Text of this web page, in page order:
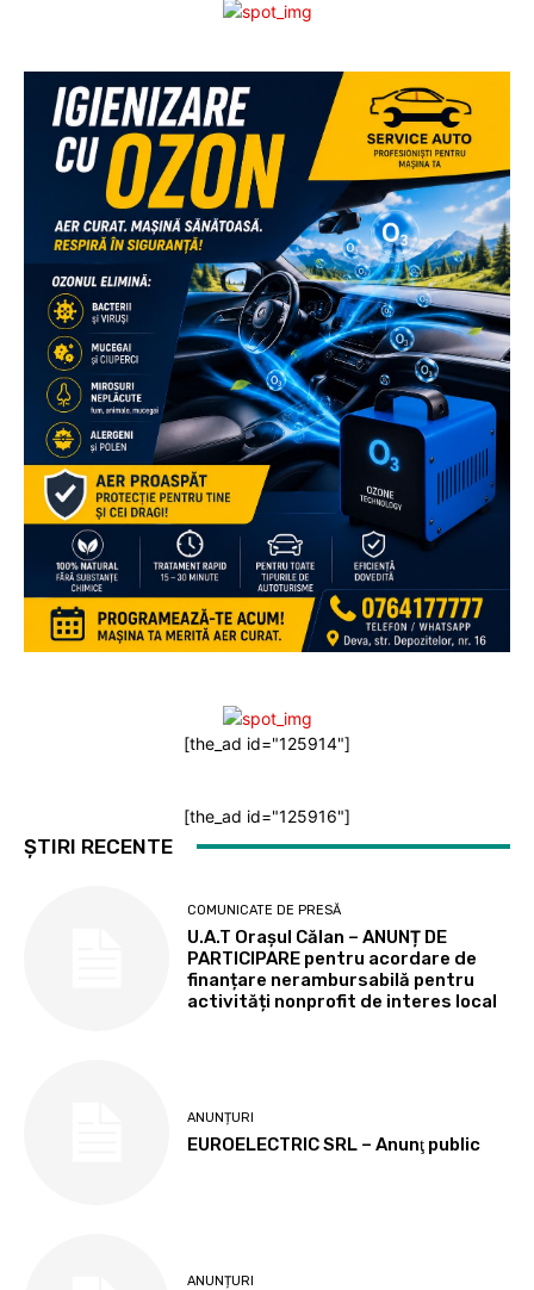
[the_ad id="125914"]
[the_ad id="125916"]
ȘTIRI RECENTE
COMUNICATE DE PRESĂ
U.A.T Orașul Călan – ANUNȚ DE
PARTICIPARE pentru acordare de
finanțare nerambursabilă pentru
activități nonprofit de interes local
ANUNȚURI
EUROELECTRIC SRL – Anunţ public
ANUNȚURI